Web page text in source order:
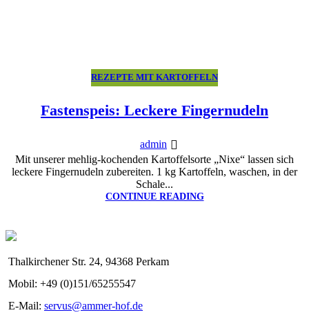
REZEPTE MIT KARTOFFELN
Fastenspeis: Leckere Fingernudeln
admin
Mit unserer mehlig-kochenden Kartoffelsorte „Nixe“ lassen sich
leckere Fingernudeln zubereiten. 1 kg Kartoffeln, waschen, in der
Schale...
CONTINUE READING
Thalkirchener Str. 24, 94368 Perkam
Mobil: +49 (0)151/65255547
E-Mail: servus@ammer-hof.de